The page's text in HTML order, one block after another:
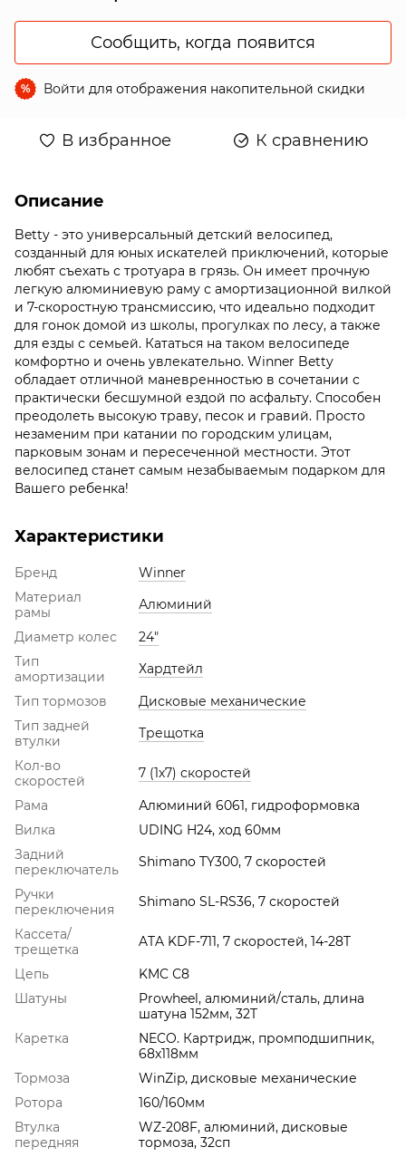
Сообщить, когда появится
% Войти для отображения накопительной скидки
В избранное К сравнению
Описание
Betty - это универсальный детский велосипед,
созданный для юных искателей приключений, которые
любят съехать с тротуара в грязь. Он имеет прочную
легкую алюминиевую раму с амортизационной вилкой
и 7-скоростную трансмиссию, что идеально подходит
для гонок домой из школы, прогулках по лесу, а также
для езды с семьей. Кататься на таком велосипеде
комфортно и очень увлекательно. Winner Betty
обладает отличной маневренностью в сочетании с
практически бесшумной ездой по асфальту. Способен
преодолеть высокую траву, песок и гравий. Просто
незаменим при катании по городским улицам,
парковым зонам и пересеченной местности. Этот
велосипед станет самым незабываемым подарком для
Вашего ребенка!
Характеристики
Бренд
Winner
Материал
рамы
Алюминий
Диаметр колес
24"
Тип
амортизации
Хардтейл
Тип тормозов
Дисковые механические
Тип задней
втулки
Трещотка
Кол-во
скоростей
7 (1х7) скоростей
Рама
Алюминий 6061, гидроформовка
Вилка
UDING H24, ход 60мм
Задний
переключатель
Shimano TY300, 7 скоростей
Ручки
переключения
Shimano SL-RS36, 7 скоростей
Кассета/
трещетка
ATA KDF-711, 7 скоростей, 14-28T
Цепь
KMC С8
Шатуны
Prowheel, алюминий/сталь, длина
шатуна 152мм, 32T
Каретка
NECO. Картридж, промподшипник,
68x118мм
Тормоза
WinZip, дисковые механические
Ротора
160/160мм
Втулка
передняя
WZ-208F, алюминий, дисковые
тормоза, 32сп